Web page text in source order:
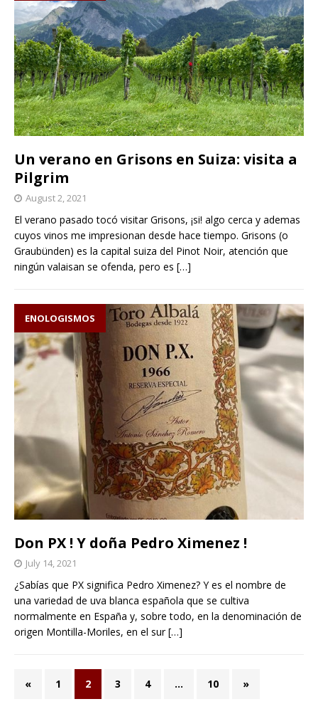
Un verano en Grisons en Suiza: visita a
Pilgrim
August 2, 2021
El verano pasado tocó visitar Grisons, ¡si! algo cerca y ademas
cuyos vinos me impresionan desde hace tiempo. Grisons (o
Graubünden) es la capital suiza del Pinot Noir, atención que
ningún valaisan se ofenda, pero es […]
ENOLOGISMOS
Don PX ! Y doña Pedro Ximenez !
July 14, 2021
¿Sabías que PX significa Pedro Ximenez? Y es el nombre de
una variedad de uva blanca española que se cultiva
normalmente en España y, sobre todo, en la denominación de
origen Montilla-Moriles, en el sur[…]
« 1 2 3 4 … 10 »